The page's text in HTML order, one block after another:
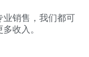
业销售，我们都可
收入。